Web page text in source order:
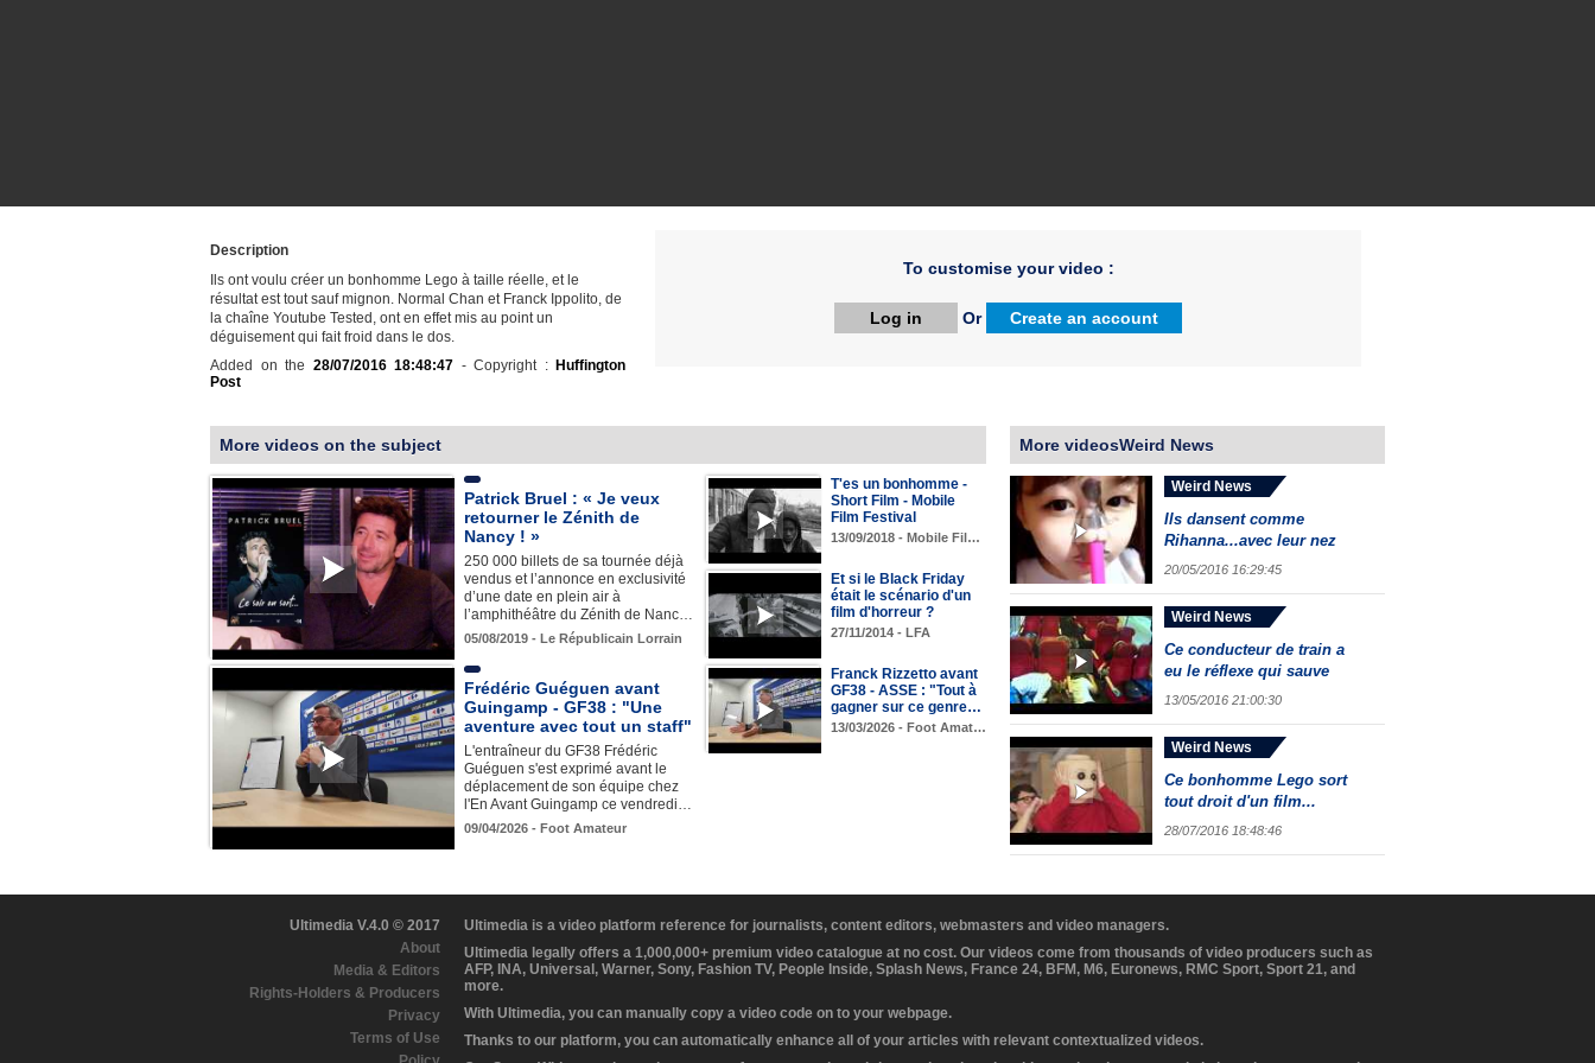
Description
Ils ont voulu créer un bonhomme Lego à taille réelle, et le
résultat est tout sauf mignon. Normal Chan et Franck Ippolito, de
la chaîne Youtube Tested, ont en effet mis au point un
déguisement qui fait froid dans le dos.
Added on the 28/07/2016 18:48:47 - Copyright : Huffington
Post
To customise your video :
Log in Or Create an account
More videos on the subject
Patrick Bruel : « Je veux
retourner le Zénith de
Nancy ! »
250 000 billets de sa tournée déjà
vendus et l’annonce en exclusivité
d’une date en plein air à
l’amphithéâtre du Zénith de Nanc…
05/08/2019 - Le Républicain Lorrain
T'es un bonhomme -
Short Film - Mobile
Film Festival
13/09/2018 - Mobile Fil…
Et si le Black Friday
était le scénario d'un
film d'horreur ?
27/11/2014 - LFA
Frédéric Guéguen avant
Guingamp - GF38 : "Une
aventure avec tout un staff"
L'entraîneur du GF38 Frédéric
Guéguen s'est exprimé avant le
déplacement de son équipe chez
l'En Avant Guingamp ce vendredi…
09/04/2026 - Foot Amateur
Franck Rizzetto avant
GF38 - ASSE : "Tout à
gagner sur ce genre…
13/03/2026 - Foot Amat…
More videosWeird News
Weird News
Ils dansent comme
Rihanna...avec leur nez
20/05/2016 16:29:45
Weird News
Ce conducteur de train a
eu le réflexe qui sauve
13/05/2016 21:00:30
Weird News
Ce bonhomme Lego sort
tout droit d'un film...
28/07/2016 18:48:46
Ultimedia V.4.0 © 2017
About
Media & Editors
Rights-Holders & Producers
Privacy
Terms of Use
Ultimedia is a video platform reference for journalists, content editors, webmasters and video managers.
Ultimedia legally offers a 1,000,000+ premium video catalogue at no cost. Our videos come from thousands of video producers such as
AFP, INA, Universal, Warner, Sony, Fashion TV, People Inside, Splash News, France 24, BFM, M6, Euronews, RMC Sport, Sport 21, and
more.
With Ultimedia, you can manually copy a video code on to your webpage.
Thanks to our platform, you can automatically enhance all of your articles with relevant contextualized videos.